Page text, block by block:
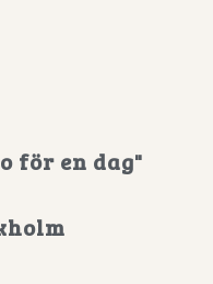
för en dag"